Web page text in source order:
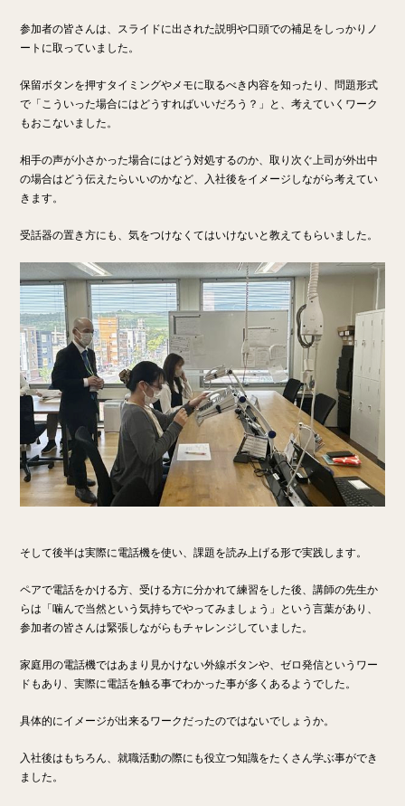
参加者の皆さんは、スライドに出された説明や口頭での補足をしっかりノ
ートに取っていました。
保留ボタンを押すタイミングやメモに取るべき内容を知ったり、問題形式
で「こういった場合にはどうすればいいだろう？」と、考えていくワーク
もおこないました。
相手の声が小さかった場合にはどう対処するのか、取り次ぐ上司が外出中
の場合はどう伝えたらいいのかなど、入社後をイメージしながら考えてい
きます。
受話器の置き方にも、気をつけなくてはいけないと教えてもらいました。
そして後半は実際に電話機を使い、課題を読み上げる形で実践します。
ペアで電話をかける方、受ける方に分かれて練習をした後、講師の先生か
らは「噛んで当然という気持ちでやってみましょう」という言葉があり、
参加者の皆さんは緊張しながらもチャレンジしていました。
家庭用の電話機ではあまり見かけない外線ボタンや、ゼロ発信というワー
ドもあり、実際に電話を触る事でわかった事が多くあるようでした。
具体的にイメージが出来るワークだったのではないでしょうか。
入社後はもちろん、就職活動の際にも役立つ知識をたくさん学ぶ事ができ
ました。